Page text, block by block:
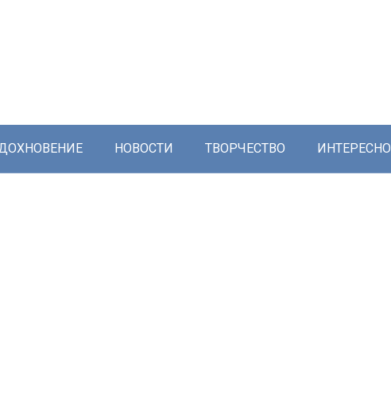
НОВОСТИ ТВОРЧЕСТВО ИНТЕРЕСНО